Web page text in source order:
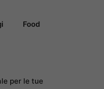
Food
per le tue